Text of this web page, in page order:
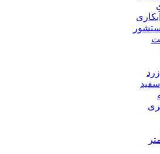
سفید